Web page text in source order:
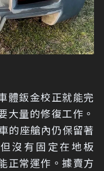
體鈑金校正就能完
大量的修復工作。
的座艙內仍保留著
沒有固定在地板
正常運作。據賣方